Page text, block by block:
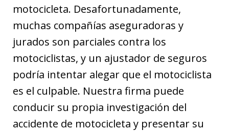
motocicleta. Desafortunadamente,
muchas compañías aseguradoras y
jurados son parciales contra los
motociclistas, y un ajustador de seguros
podría intentar alegar que el motociclista
es el culpable. Nuestra firma puede
conducir su propia investigación del
accidente de motocicleta y presentar su